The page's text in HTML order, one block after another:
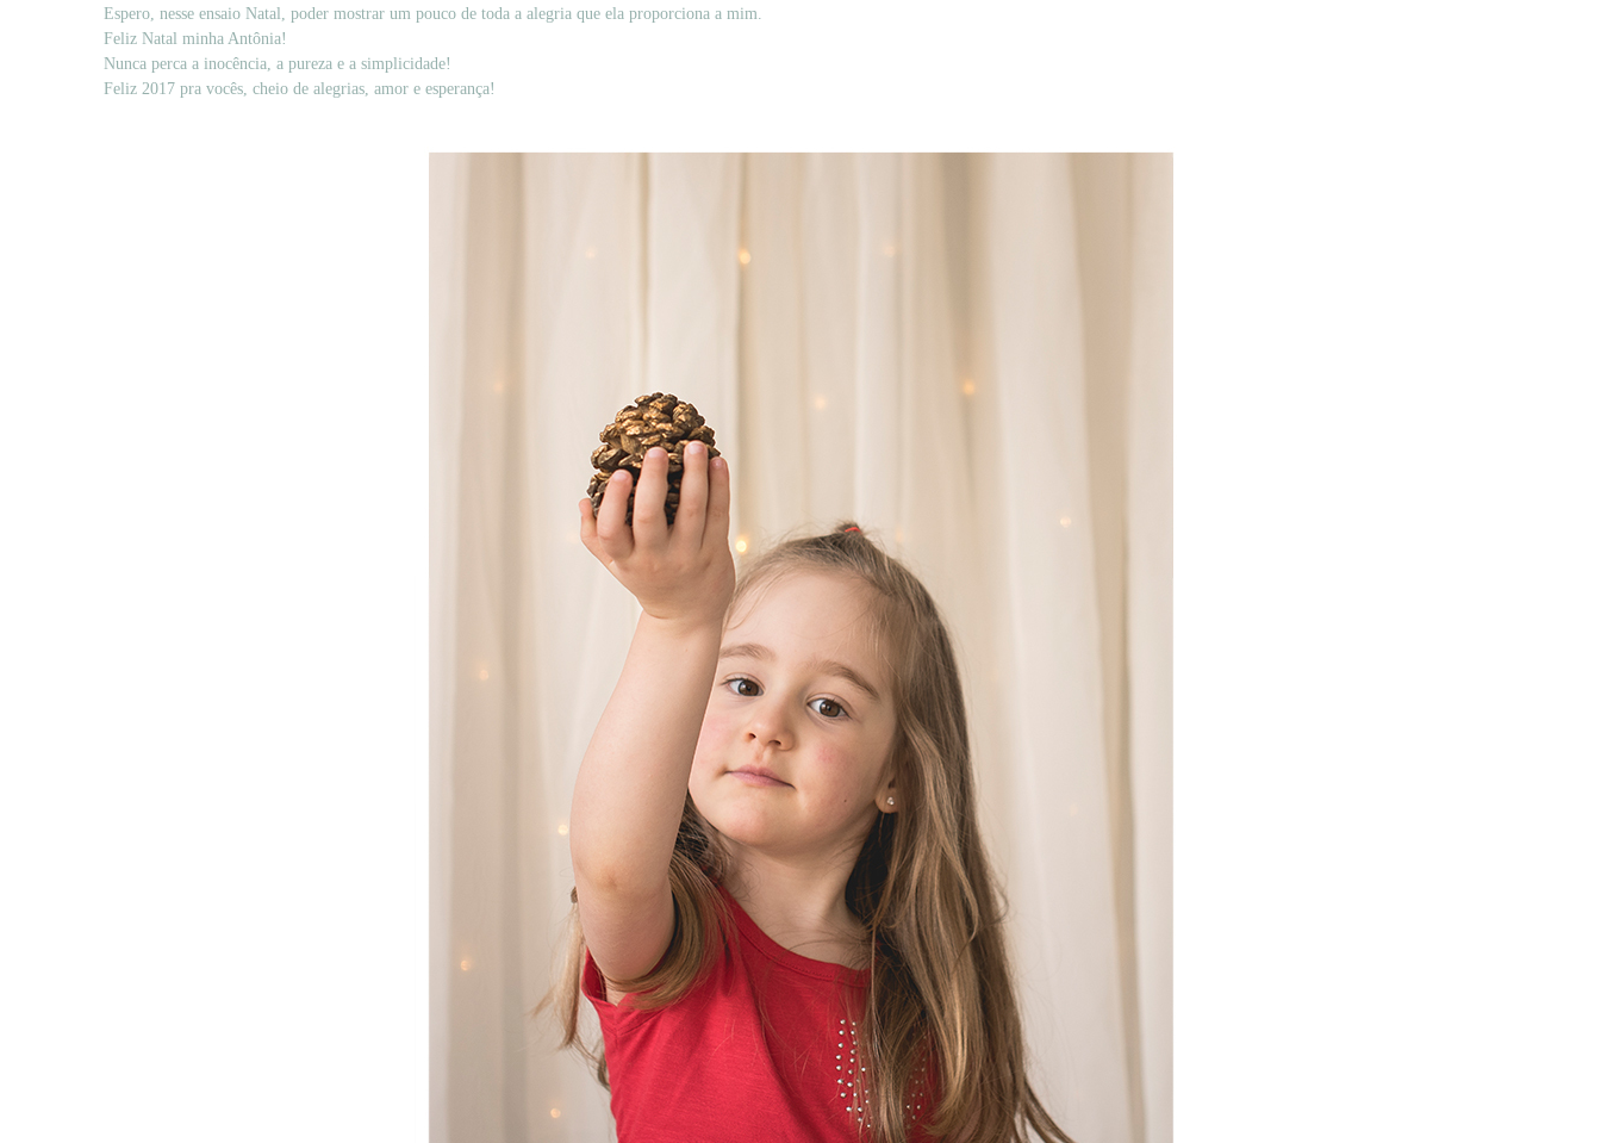
Espero, nesse ensaio Natal, poder mostrar um pouco de toda a alegria que ela proporciona a mim.
Feliz Natal minha Antônia!
Nunca perca a inocência, a pureza e a simplicidade!
Feliz 2017 pra vocês, cheio de alegrias, amor e esperança!